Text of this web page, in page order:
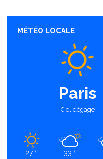
MÉTÉO LOCALE
Paris
Ciel dégagé
27 ℃ 33 ℃